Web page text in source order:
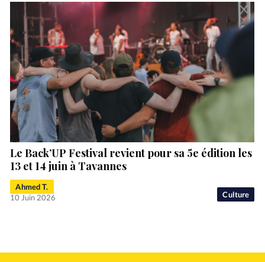
Culture
Le Back’UP Festival revient pour sa 5e édition les
13 et 14 juin à Tavannes
Ahmed T.
10 Juin 2026